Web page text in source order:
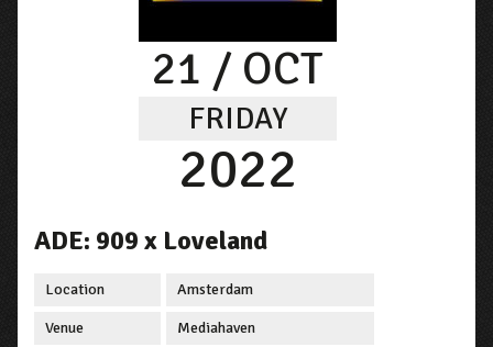
21 / OCT
FRIDAY
2022
ADE: 909 x Loveland
Location Amsterdam
Venue Mediahaven